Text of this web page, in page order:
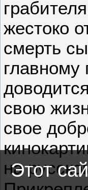
жестоко
смерть
главному
свою
свое
на
Этот